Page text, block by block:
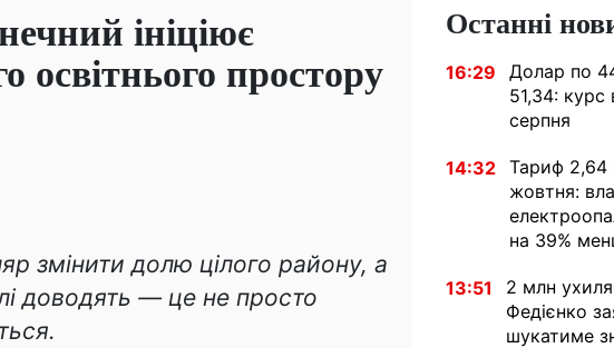
ініціює
освітнього простору
змінити долю цілого району, а
доводять — це не просто
Останні
16:29
Долар по
51,34: курс
серпня
14:32 Тариф 2,64
жовтня:
на 39%
13:51
2 млн
Федієнко
шукатиме